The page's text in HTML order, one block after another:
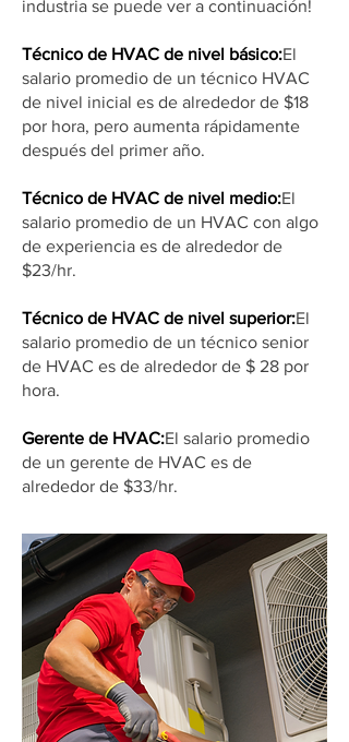
industria se puede ver a continuación!
Técnico de HVAC de nivel básico:El
salario promedio de un técnico HVAC
de nivel inicial es de alrededor de $18
por hora, pero aumenta rápidamente
después del primer año.
Técnico de HVAC de nivel medio:El
salario promedio de un HVAC con algo
de experiencia es de alrededor de
$23/hr.
Técnico de HVAC de nivel superior:El
salario promedio de un técnico senior
de HVAC es de alrededor de $ 28 por
hora.
Gerente de HVAC:El salario promedio
de un gerente de HVAC es de
alrededor de $33/hr.